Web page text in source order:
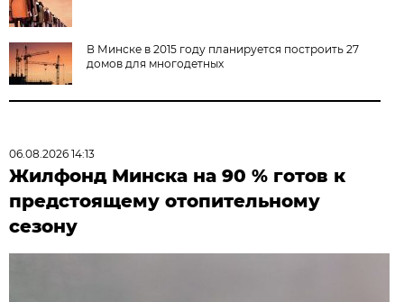
В Минске в 2015 году планируется построить 27
домов для многодетных
06.08.2026 14:13
Жилфонд Минска на 90 % готов к
предстоящему отопительному
сезону